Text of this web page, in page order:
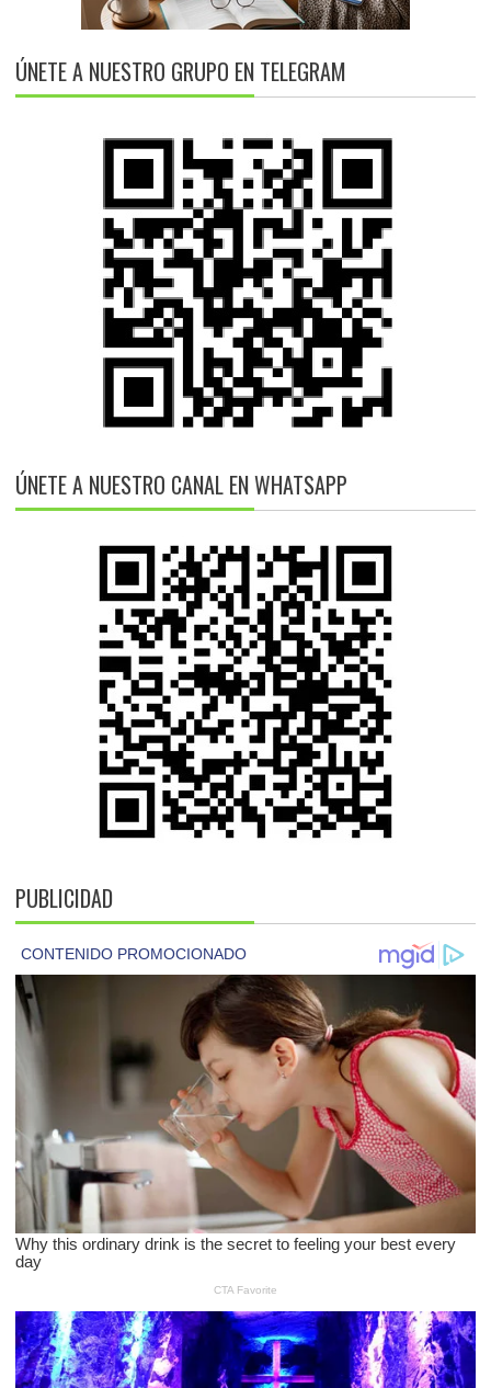
ÚNETE A NUESTRO GRUPO EN TELEGRAM
ÚNETE A NUESTRO CANAL EN WHATSAPP
PUBLICIDAD